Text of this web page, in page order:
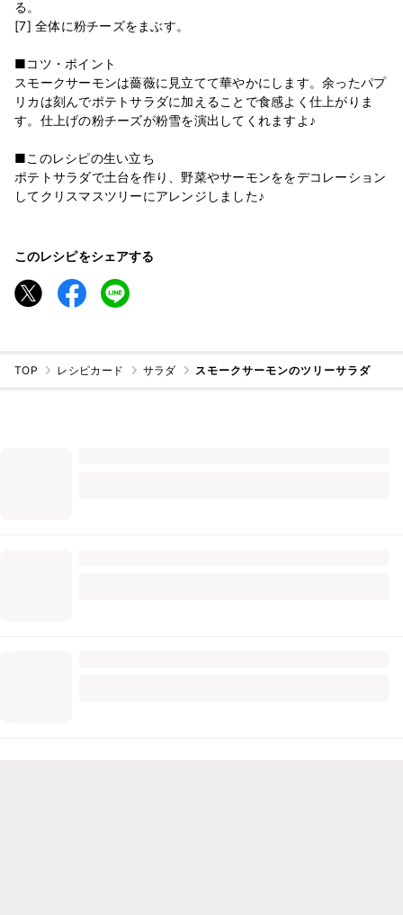
る。
[7] 全体に粉チーズをまぶす。
■コツ・ポイント
スモークサーモンは薔薇に見立てて華やかにします。余ったパプ
リカは刻んでポテトサラダに加えることで食感よく仕上がりま
す。仕上げの粉チーズが粉雪を演出してくれますよ♪
■このレシピの生い立ち
ポテトサラダで土台を作り、野菜やサーモンををデコレーション
してクリスマスツリーにアレンジしました♪
このレシピをシェアする
TOP レシピカード サラダ スモークサーモンのツリーサラダ